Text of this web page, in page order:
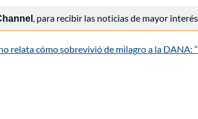
, para recibir las noticias de mayor interés
relata cómo sobrevivió de milagro a la DANA: